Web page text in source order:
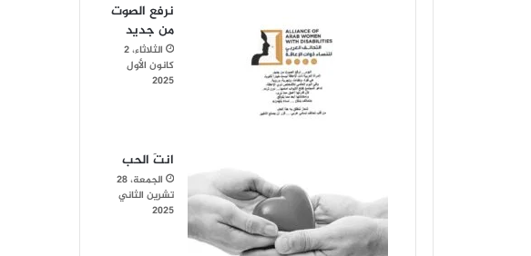
نرفع الصوت
من جديد
الثلاثاء، 2
كانون الأول
2025
انتَ الحب
الجمعة، 28
تشرين الثاني
2025